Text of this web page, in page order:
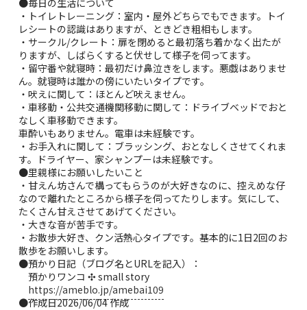
・トイレトレーニング：室内・屋外どちらでもできます。トイ
レシートの認識はありますが、ときどき粗相もします。
・サークル/クレート：扉を閉めると最初落ち着かなく出たが
りますが、しばらくすると伏せして様子を伺ってます。
・留守番や就寝時：最初だけ鼻泣きをします。悪戯はありませ
ん。就寝時は誰かの傍にいたいタイプです。
・吠えに関して：ほとんど吠えません。
・車移動・公共交通機関移動に関して：ドライブベッドでおと
なしく車移動できます。
車酔いもありません。電車は未経験です。
・お手入れに関して：ブラッシング、おとなしくさせてくれま
す。ドライヤー、家シャンプーは未経験です。
●里親様にお願いしたいこと
・甘えん坊さんで構ってもらうのが大好きなのに、控えめな仔
なので離れたところから様子を伺ってたりします。気にして、
たくさん甘えさせてあげてください。
・大きな音が苦手です。
・お散歩大好き、クン活熱心タイプです。基本的に1日2回のお
散歩をお願いします。
●預かり日記（ブログ名とURLを記入）：
預かりワンコ ✣ small story
https://ameblo.jp/amebai109
●作成日2026/06/04 作成